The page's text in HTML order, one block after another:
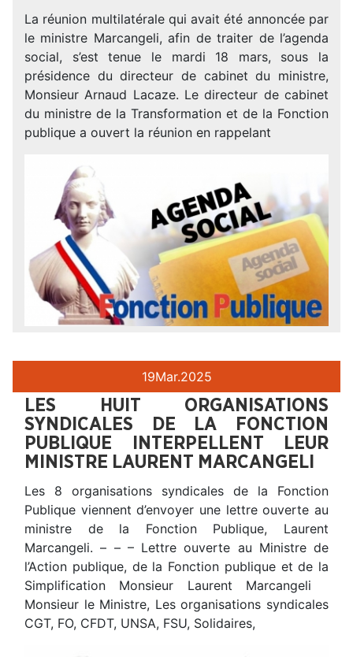
La réunion multilatérale qui avait été annoncée par
le ministre Marcangeli, afin de traiter de l’agenda
social, s’est tenue le mardi 18 mars, sous la
présidence du directeur de cabinet du ministre,
Monsieur Arnaud Lacaze. Le directeur de cabinet
du ministre de la Transformation et de la Fonction
publique a ouvert la réunion en rappelant
19Mar.2025
LES HUIT ORGANISATIONS
SYNDICALES DE LA FONCTION
PUBLIQUE INTERPELLENT LEUR
MINISTRE LAURENT MARCANGELI
Les 8 organisations syndicales de la Fonction
Publique viennent d’envoyer une lettre ouverte au
ministre de la Fonction Publique, Laurent
Marcangeli. – – – Lettre ouverte au Ministre de
l’Action publique, de la Fonction publique et de la
Simplification Monsieur Laurent Marcangeli
Monsieur le Ministre, Les organisations syndicales
CGT, FO, CFDT, UNSA, FSU, Solidaires,